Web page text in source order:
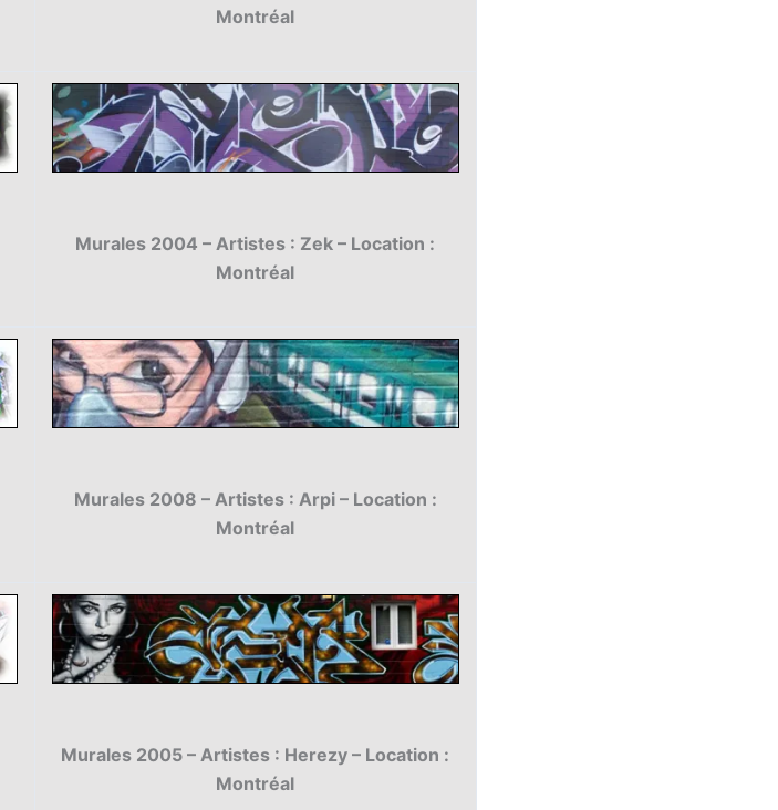
Montréal
Murales 2004 – Artistes : Zek – Location :
Montréal
Murales 2008 – Artistes : Arpi – Location :
Montréal
Murales 2005 – Artistes : Herezy – Location :
Montréal